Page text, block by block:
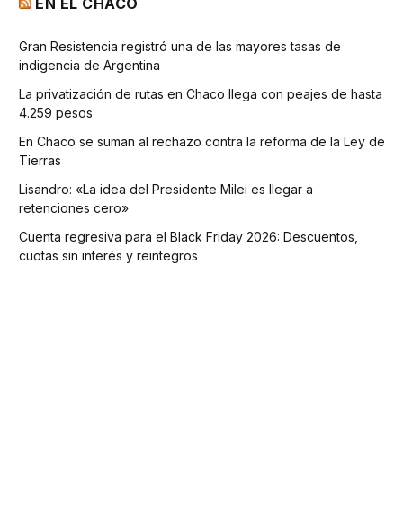
EN EL CHACO
Gran Resistencia registró una de las mayores tasas de
indigencia de Argentina
La privatización de rutas en Chaco llega con peajes de hasta
4.259 pesos
En Chaco se suman al rechazo contra la reforma de la Ley de
Tierras
Lisandro: «La idea del Presidente Milei es llegar a
retenciones cero»
Cuenta regresiva para el Black Friday 2026: Descuentos,
cuotas sin interés y reintegros